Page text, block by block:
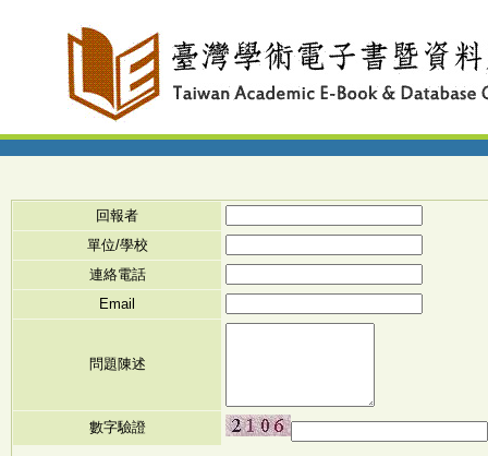
回報者
單位/學校
連絡電話
Email
問題陳述
數字驗證